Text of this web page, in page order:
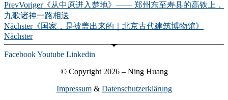
PrevVoriger《从中原进入楚地》—— 郑州东至寿县的高铁上，
九歌诸神一路相送
Nächster《国家，是被盖出来的｜北京古代建筑博物馆》
Nächster
FacebookYoutube Linkedin
© Copyright 2026 – Ning Huang
Impressum& Datenschutzerklärung